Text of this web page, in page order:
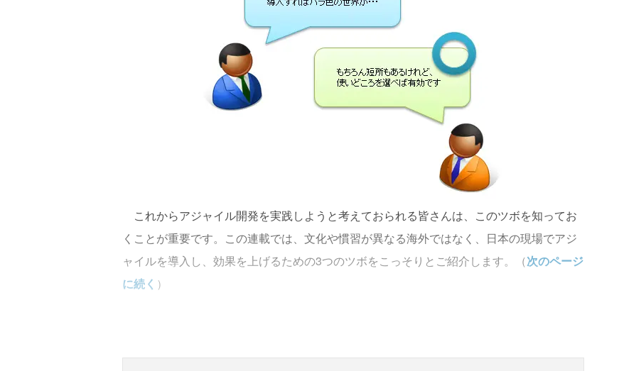
これからアジャイル開発を実践しようと考えておられる皆さんは、このツボを知ってお
くことが重要です。この連載では、文化や慣習が異なる海外ではなく、日本の現場でアジ
ャイルを導入し、効果を上げるための3つのツボをこっそりとご紹介します。（次のページ
に続く ）